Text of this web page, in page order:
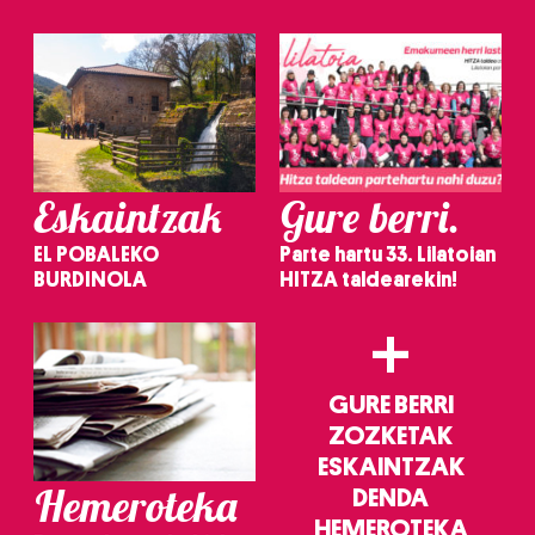
Eskaintzak
EL POBALEKO
BURDINOLA
Gure berri.
Parte hartu 33. Lilatoian
HITZA taldearekin!
Hemeroteka
+
GURE BERRI
ZOZKETAK
ESKAINTZAK
DENDA
HEMEROTEKA